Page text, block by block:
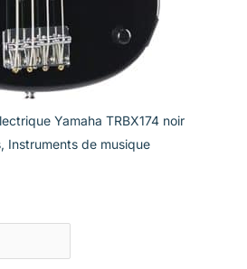
Yamaha TRBX174 noir
, Instruments de musique